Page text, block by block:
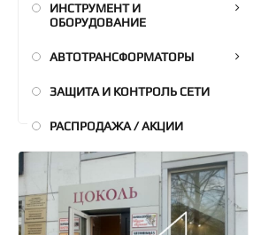
ИНСТРУМЕНТ И
ОБОРУДОВАНИЕ
АВТОТРАНСФОРМАТОРЫ
ЗАЩИТА И КОНТРОЛЬ СЕТИ
РАСПРОДАЖА / АКЦИИ